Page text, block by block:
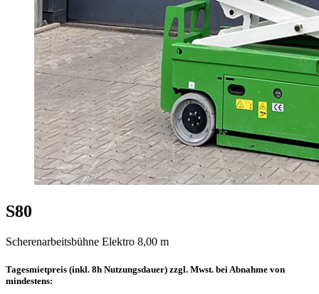
S80
Scherenarbeitsbühne Elektro 8,00 m
Tagesmietpreis (inkl. 8h Nutzungsdauer) zzgl. Mwst. bei Abnahme von
mindestens: